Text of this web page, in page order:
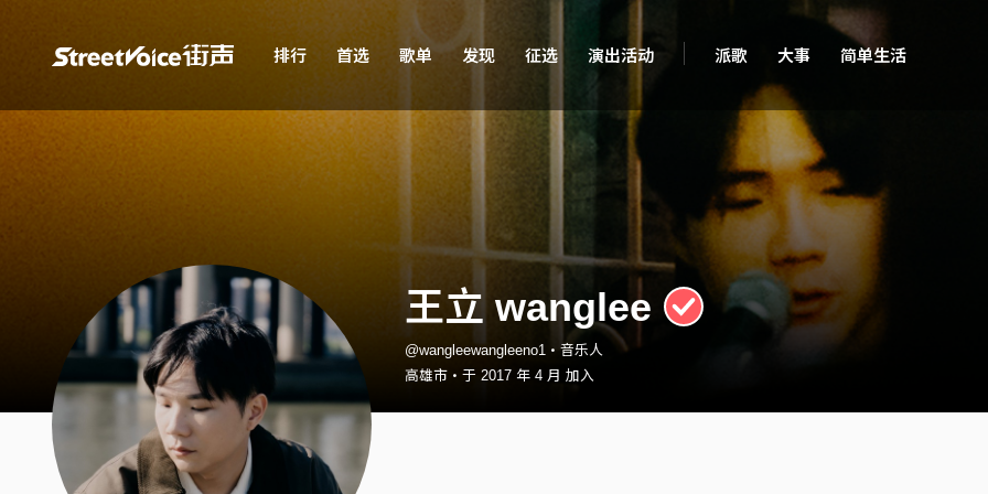
排行 首选 歌单 发现 征选 演出活动 派歌 大事 简单生活
王立 wanglee
@wangleewangleeno1・音乐人
高雄市・于 2017 年 4 月 加入